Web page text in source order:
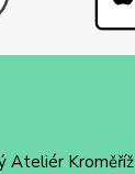
Ateliér Kroměříž